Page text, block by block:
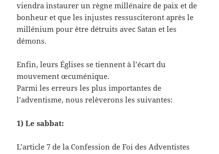
viendra instaurer un règne millénaire de paix et de
bonheur et que les injustes ressusciteront après le
millénium pour être détruits avec Satan et les
démons.
Enfin, leurs Églises se tiennent à l’écart du
mouvement œcuménique.
Parmi les erreurs les plus importantes de
l’adventisme, nous relèverons les suivantes:
1) Le sabbat:
L’article 7 de la Confession de Foi des Adventistes